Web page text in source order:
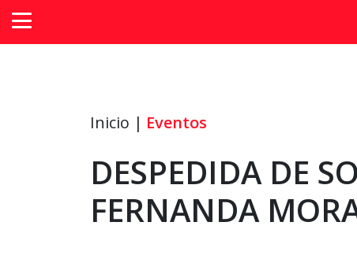
Inicio | Eventos
DESPEDIDA DE
FERNANDA